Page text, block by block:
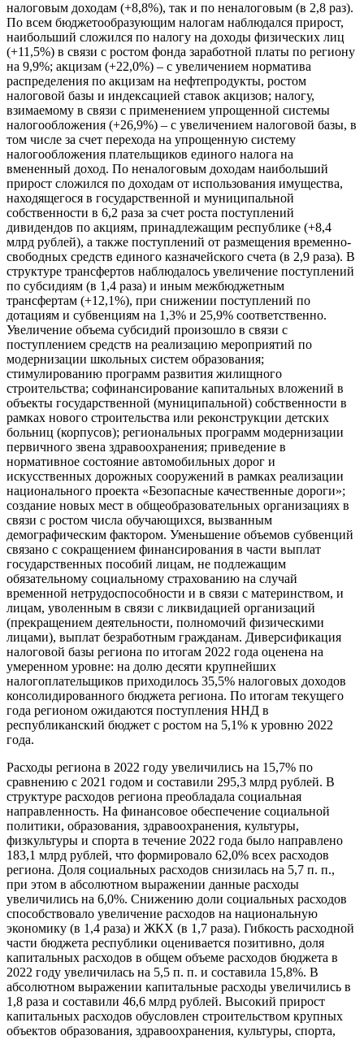
налоговым доходам (+8,8%), так и по неналоговым (в 2,8 раз).
По всем бюджетообразующим налогам наблюдался прирост,
наибольший сложился по налогу на доходы физических лиц
(+11,5%) в связи с ростом фонда заработной платы по региону
на 9,9%; акцизам (+22,0%) – с увеличением норматива
распределения по акцизам на нефтепродукты, ростом
налоговой базы и индексацией ставок акцизов; налогу,
взимаемому в связи с применением упрощенной системы
налогообложения (+26,9%) – с увеличением налоговой базы, в
том числе за счет перехода на упрощенную систему
налогообложения плательщиков единого налога на
вмененный доход. По неналоговым доходам наибольший
прирост сложился по доходам от использования имущества,
находящегося в государственной и муниципальной
собственности в 6,2 раза за счет роста поступлений
дивидендов по акциям, принадлежащим республике (+8,4
млрд рублей), а также поступлений от размещения временно-
свободных средств единого казначейского счета (в 2,9 раза). В
структуре трансфертов наблюдалось увеличение поступлений
по субсидиям (в 1,4 раза) и иным межбюджетным
трансфертам (+12,1%), при снижении поступлений по
дотациям и субвенциям на 1,3% и 25,9% соответственно.
Увеличение объема субсидий произошло в связи с
поступлением средств на реализацию мероприятий по
модернизации школьных систем образования;
стимулированию программ развития жилищного
строительства; софинансирование капитальных вложений в
объекты государственной (муниципальной) собственности в
рамках нового строительства или реконструкции детских
больниц (корпусов); региональных программ модернизации
первичного звена здравоохранения; приведение в
нормативное состояние автомобильных дорог и
искусственных дорожных сооружений в рамках реализации
национального проекта «Безопасные качественные дороги»;
создание новых мест в общеобразовательных организациях в
связи с ростом числа обучающихся, вызванным
демографическим фактором. Уменьшение объемов субвенций
связано с сокращением финансирования в части выплат
государственных пособий лицам, не подлежащим
обязательному социальному страхованию на случай
временной нетрудоспособности и в связи с материнством, и
лицам, уволенным в связи с ликвидацией организаций
(прекращением деятельности, полномочий физическими
лицами), выплат безработным гражданам. Диверсификация
налоговой базы региона по итогам 2022 года оценена на
умеренном уровне: на долю десяти крупнейших
налогоплательщиков приходилось 35,5% налоговых доходов
консолидированного бюджета региона. По итогам текущего
года регионом ожидаются поступления ННД в
республиканский бюджет с ростом на 5,1% к уровню 2022
года.
Расходы региона в 2022 году увеличились на 15,7% по
сравнению с 2021 годом и составили 295,3 млрд рублей. В
структуре расходов региона преобладала социальная
направленность. На финансовое обеспечение социальной
политики, образования, здравоохранения, культуры,
физкультуры и спорта в течение 2022 года было направлено
183,1 млрд рублей, что формировало 62,0% всех расходов
региона. Доля социальных расходов снизилась на 5,7 п. п.,
при этом в абсолютном выражении данные расходы
увеличились на 6,0%. Снижению доли социальных расходов
способствовало увеличение расходов на национальную
экономику (в 1,4 раза) и ЖКХ (в 1,7 раза). Гибкость расходной
части бюджета республики оценивается позитивно, доля
капитальных расходов в общем объеме расходов бюджета в
2022 году увеличилась на 5,5 п. п. и составила 15,8%. В
абсолютном выражении капитальные расходы увеличились в
1,8 раза и составили 46,6 млрд рублей. Высокий прирост
капитальных расходов обусловлен строительством крупных
объектов образования, здравоохранения, культуры, спорта,